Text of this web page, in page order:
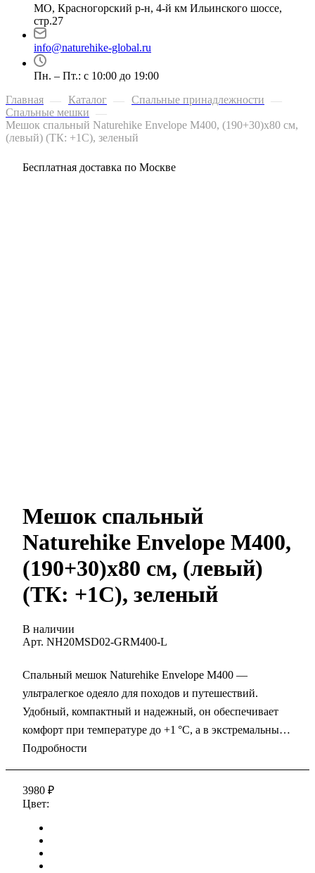
МО, Красногорский р-н, 4-й км Ильинского шоссе,
стр.27
info@naturehike-global.ru
Пн. – Пт.: с 10:00 до 19:00
Главная — Каталог — Спальные принадлежности —
Спальные мешки —
Мешок спальный Naturehike Envelope M400, (190+30)х80 см,
(левый) (ТК: +1C), зеленый
Бесплатная доставка по Москве
Мешок спальный
Naturehike Envelope M400,
(190+30)х80 см, (левый)
(ТК: +1C), зеленый
В наличии
Арт. NH20MSD02-GRM400-L
Спальный мешок Naturehike Envelope M400 —
ультралегкое одеяло для походов и путешествий.
Удобный, компактный и надежный, он обеспечивает
комфорт при температуре до +1 °C, а в экстремальных
условиях...
Подробности
3980 ₽
Цвет: